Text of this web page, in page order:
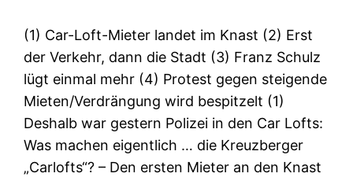
(1) Car-Loft-Mieter landet im Knast (2) Erst
der Verkehr, dann die Stadt (3) Franz Schulz
lügt einmal mehr (4) Protest gegen steigende
Mieten/Verdrängung wird bespitzelt (1)
Deshalb war gestern Polizei in den Car Lofts:
Was machen eigentlich … die Kreuzberger
„Carlofts“? – Den ersten Mieter an den Knast